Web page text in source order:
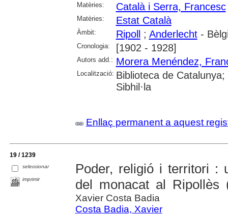
Matèries:
Català i Serra, Francesc
Matèries: Estat Català
Àmbit: Ripoll ; Anderlecht-
Cronologia: [1902 - 1928]
Autors add.: Morera Menéndez,
Localització: Biblioteca de
Sibhil·la
Enllaç permanent a aquest
19 / 1239
seleccionar
imprimir
Poder, religió i territori :
del monacat al Ripollès
Xavier Costa Badia
Costa Badia, Xavier